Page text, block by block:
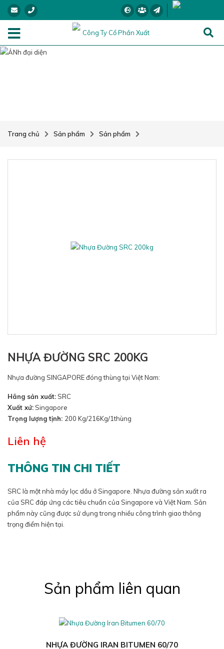
Trang chủ Sản phẩm Sản phẩm
NHỰA ĐƯỜNG SRC 200KG
Nhựa đường SINGAPORE đóng thùng tại Việt Nam:
Hãng sản xuất:SRC
Xuất xứ:Singapore
Trọng lượng tịnh: 200 Kg/216Kg/1thùng
Liên hệ
THÔNG TIN CHI TIẾT
SRC là một nhà máy lọc dầu ở Singapore. Nhựa đường sản xuất ra
của SRC đáp ứng các tiêu chuẩn của Singapore và Việt Nam. Sản
phẩm này cũng được sử dụng trong nhiều công trình giao thông
trọng điểm hiện tại.
Sản phẩm liên quan
NHỰA ĐƯỜNG IRAN BITUMEN 60/70